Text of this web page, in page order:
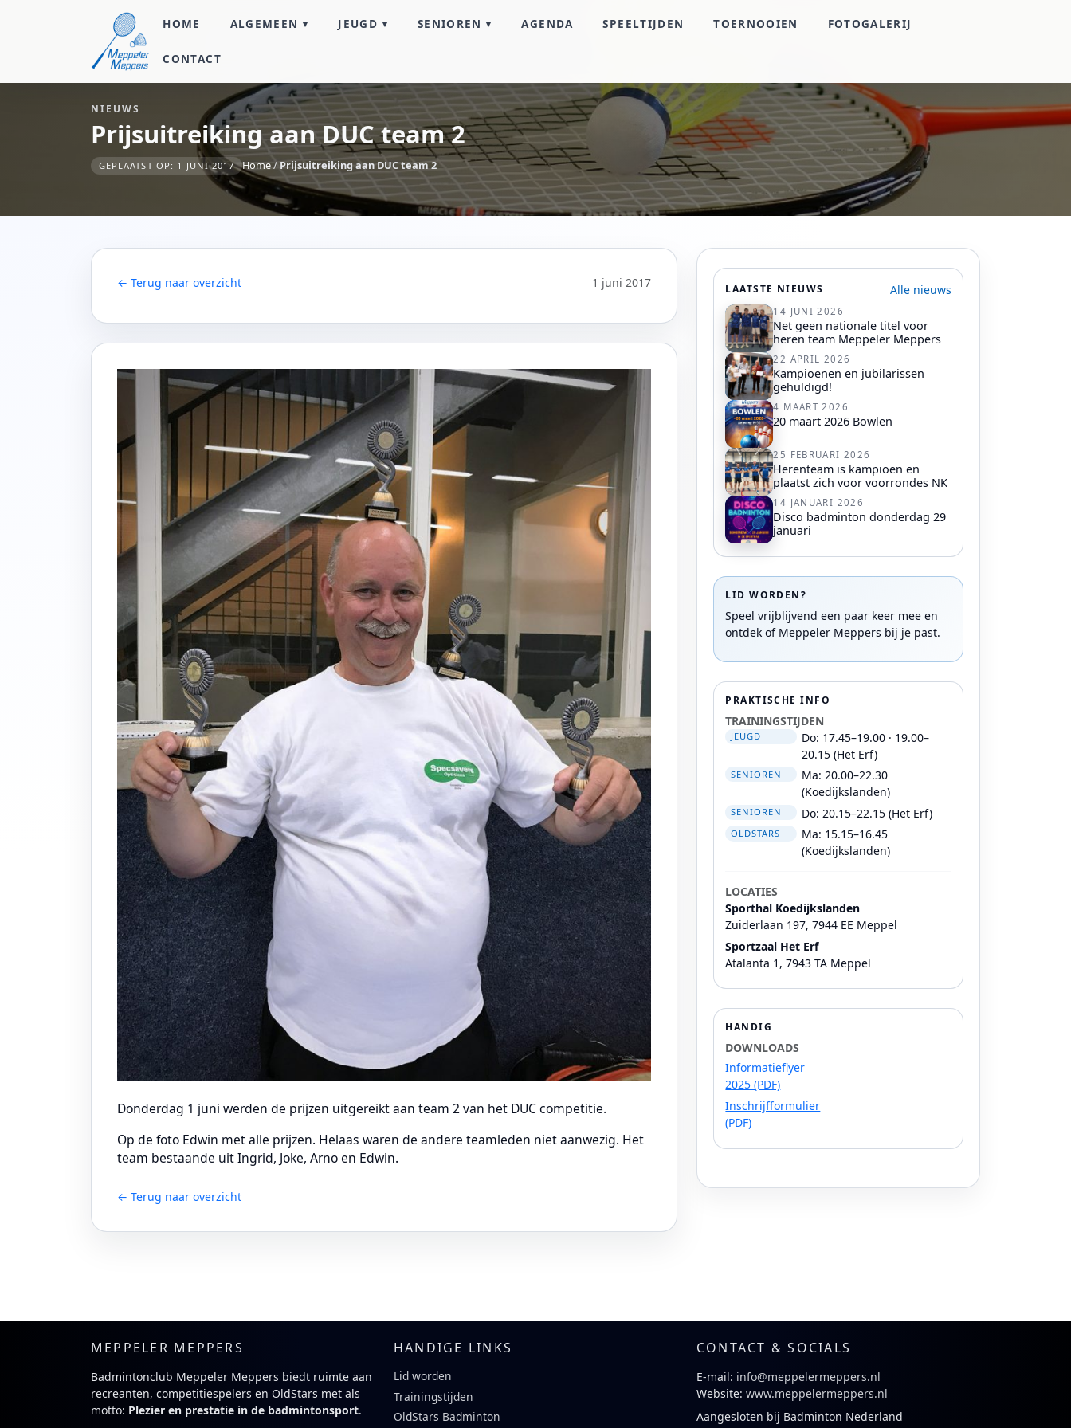
HOME ALGEMEEN JEUGD SENIOREN AGENDA SPEELTIJDEN TOERNOOIEN FOTOGALERIJ
CONTACT
NIEUWS
Prijsuitreiking aan DUC team 2
GEPLAATST OP: 1 JUNI 2017 Home/Prijsuitreiking aan DUC team 2
← Terug naar overzicht 1 juni 2017
Donderdag 1 juni werden de prijzen uitgereikt aan team 2 van het DUC competitie.
Op de foto Edwin met alle prijzen. Helaas waren de andere teamleden niet aanwezig. Het
team bestaande uit Ingrid, Joke, Arno en Edwin.
← Terug naar overzicht
LAATSTE NIEUWS Alle nieuws
14 JUNI 2026
Net geen nationale titel voor
heren team Meppeler Meppers
22 APRIL 2026
Kampioenen en jubilarissen
gehuldigd!
4 MAART 2026
20 maart 2026 Bowlen
25 FEBRUARI 2026
Herenteam is kampioen en
plaatst zich voor voorrondes NK
14 JANUARI 2026
Disco badminton donderdag 29
januari
LID WORDEN?
Speel vrijblijvend een paar keer mee en
ontdek of Meppeler Meppers bij je past.
PRAKTISCHE INFO
TRAININGSTIJDEN
JEUGD
Do: 17.45–19.00 · 19.00–
20.15 (Het Erf)
SENIOREN
Ma: 20.00–22.30
(Koedijkslanden)
SENIOREN Do: 20.15–22.15 (Het Erf)
OLDSTARS
Ma: 15.15–16.45
(Koedijkslanden)
LOCATIES
Sporthal Koedijkslanden
Zuiderlaan 197, 7944 EE Meppel
Sportzaal Het Erf
Atalanta 1, 7943 TA Meppel
HANDIG
DOWNLOADS
Informatieflyer
2025 (PDF)
Inschrijfformulier
(PDF)
MEPPELER MEPPERS
Badmintonclub Meppeler Meppers biedt ruimte aan
recreanten, competitiespelers en OldStars met als
motto: Plezier en prestatie in de badmintonsport.
HANDIGE LINKS
Lid worden
Trainingstijden
OldStars Badminton
CONTACT & SOCIALS
E-mail: info@meppelermeppers.nl
Website: www.meppelermeppers.nl
Aangesloten bij Badminton Nederland